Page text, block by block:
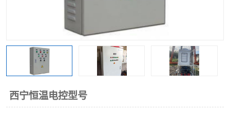
西宁恒温电控型号